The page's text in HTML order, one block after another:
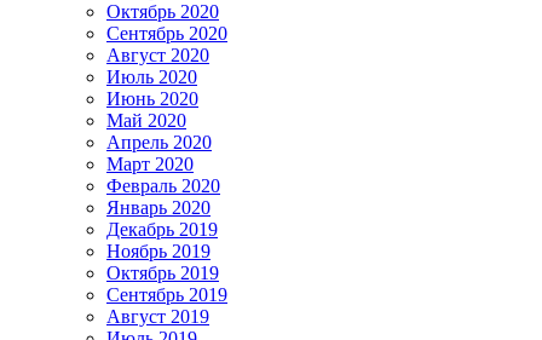
Октябрь 2020
Сентябрь 2020
Август 2020
Июль 2020
Июнь 2020
Май 2020
Апрель 2020
Март 2020
Февраль 2020
Январь 2020
Декабрь 2019
Ноябрь 2019
Октябрь 2019
Сентябрь 2019
Август 2019